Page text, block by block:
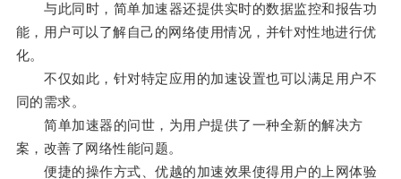
与此同时，简单加速器还提供实时的数据监控和报告功
能，用户可以了解自己的网络使用情况，并针对性地进行优
化。
不仅如此，针对特定应用的加速设置也可以满足用户不
同的需求。
简单加速器的问世，为用户提供了一种全新的解决方
案，改善了网络性能问题。
便捷的操作方式、优越的加速效果使得用户的上网体验